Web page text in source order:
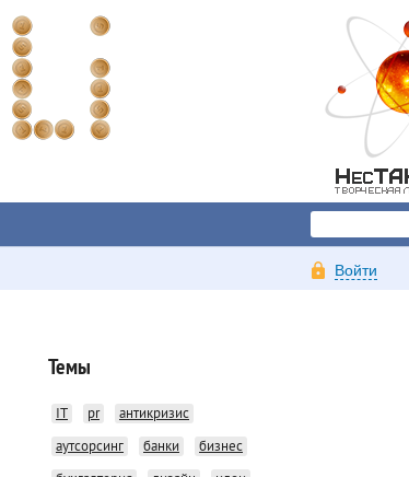
Войти
Темы
IT pr антикризис
аутсорсинг банки бизнес